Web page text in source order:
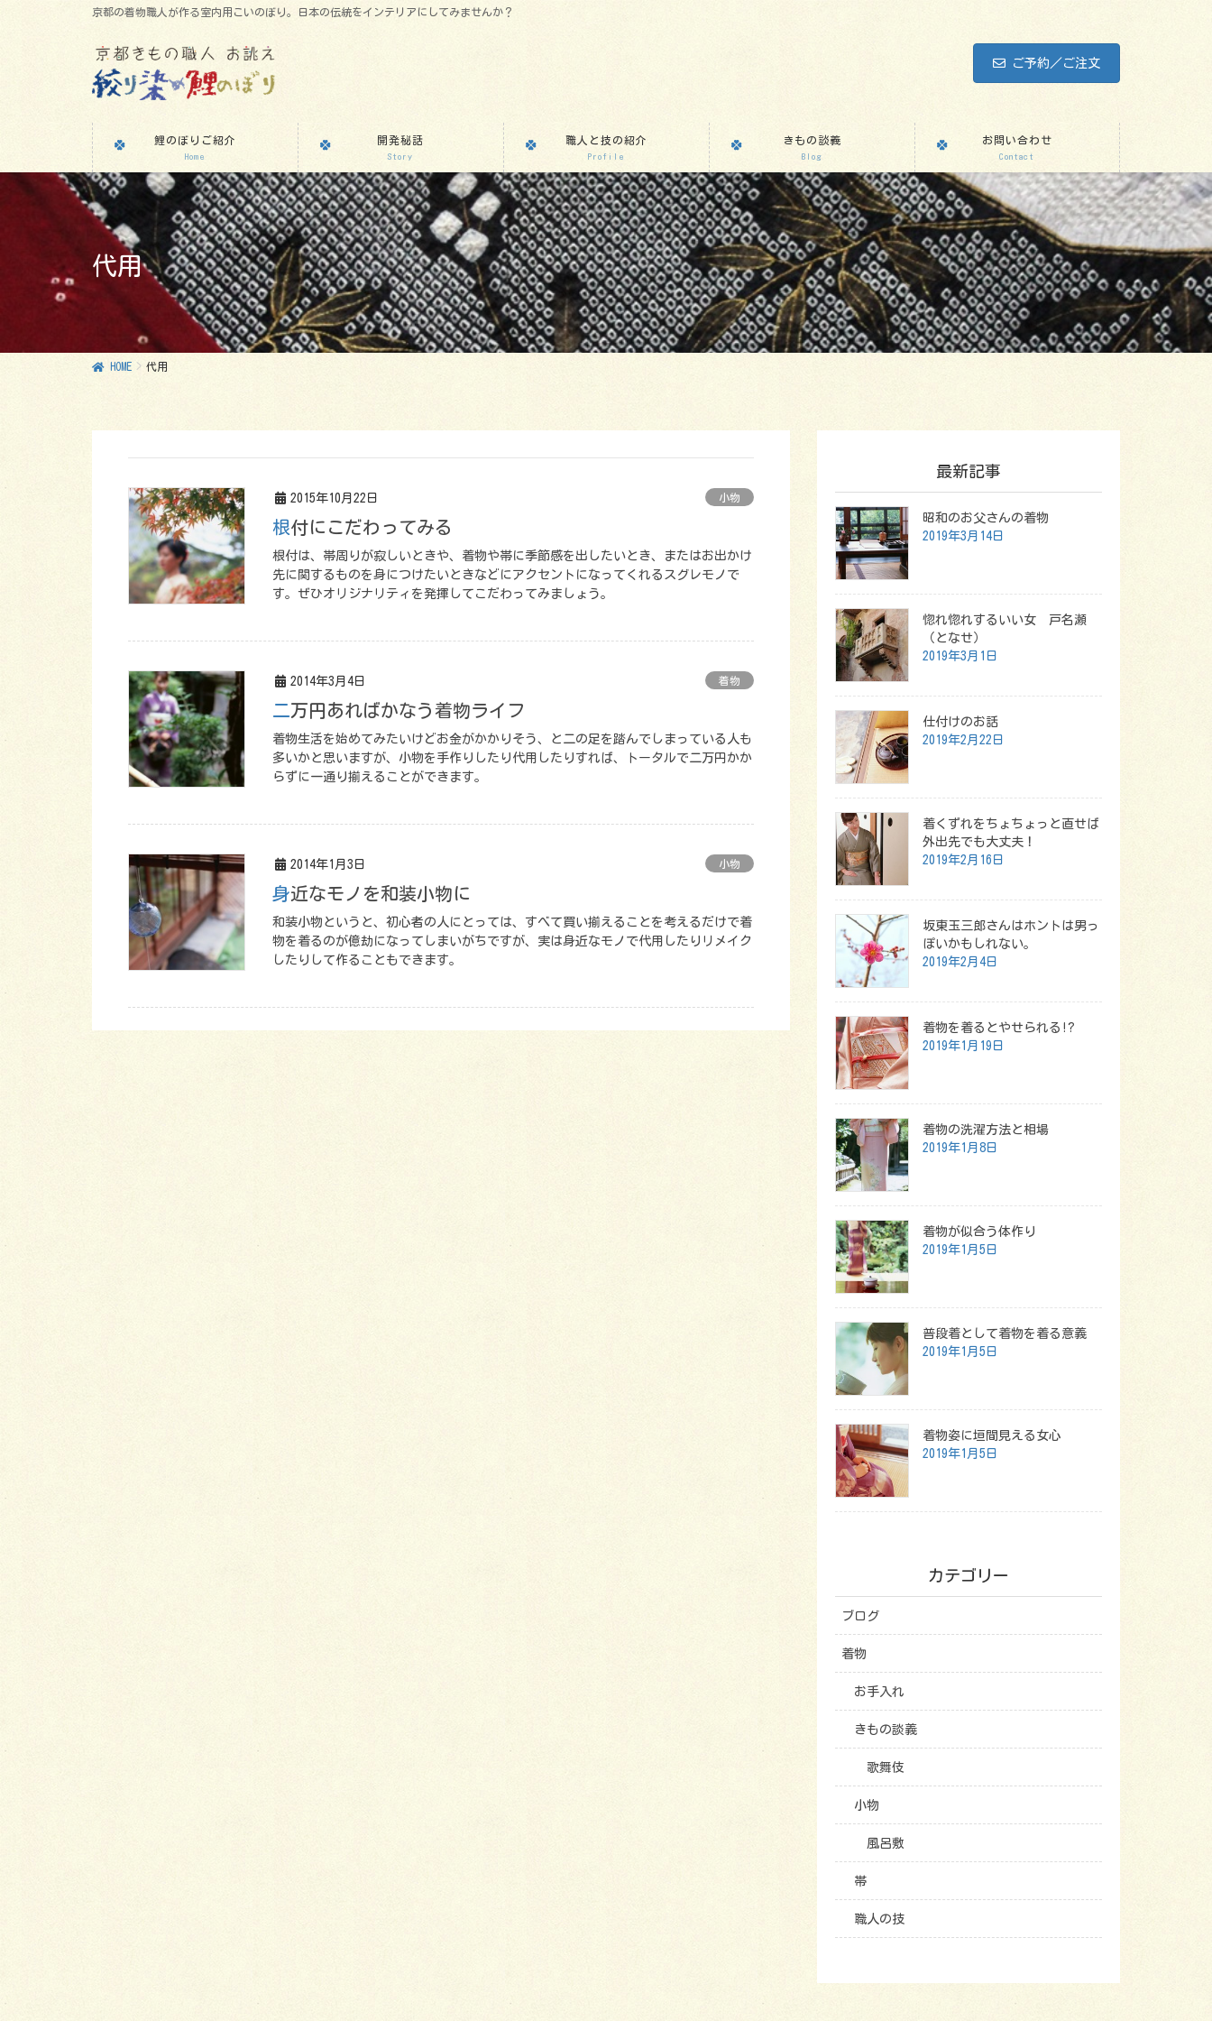
京都の着物職人が作る室内用こいのぼり。日本の伝統をインテリアにしてみませんか？
ご予約／ご注文
鯉のぼりご紹介
Home
開発秘話
Story
職人と技の紹介
Profile
きもの談義
Blog
お問い合わせ
Contact
代用
HOME 代用
2015年10月22日 小物
根付にこだわってみる
根付は、帯周りが寂しいときや、着物や帯に季節感を出したいとき、またはお出かけ
先に関するものを身につけたいときなどにアクセントになってくれるスグレモノで
す。ぜひオリジナリティを発揮してこだわってみましょう。
2014年3月4日 着物
二万円あればかなう着物ライフ
着物生活を始めてみたいけどお金がかかりそう、と二の足を踏んでしまっている人も
多いかと思いますが、小物を手作りしたり代用したりすれば、トータルで二万円かか
らずに一通り揃えることができます。
2014年1月3日 小物
身近なモノを和装小物に
和装小物というと、初心者の人にとっては、すべて買い揃えることを考えるだけで着
物を着るのが億劫になってしまいがちですが、実は身近なモノで代用したりリメイク
したりして作ることもできます。
最新記事
昭和のお父さんの着物
2019年3月14日
惚れ惚れするいい女 戸名瀬
（となせ）
2019年3月1日
仕付けのお話
2019年2月22日
着くずれをちょちょっと直せば
外出先でも大丈夫！
2019年2月16日
坂東玉三郎さんはホントは男っ
ぽいかもしれない。
2019年2月4日
着物を着るとやせられる!?
2019年1月19日
着物の洗濯方法と相場
2019年1月8日
着物が似合う体作り
2019年1月5日
普段着として着物を着る意義
2019年1月5日
着物姿に垣間見える女心
2019年1月5日
カテゴリー
ブログ
着物
お手入れ
きもの談義
歌舞伎
小物
風呂敷
帯
職人の技